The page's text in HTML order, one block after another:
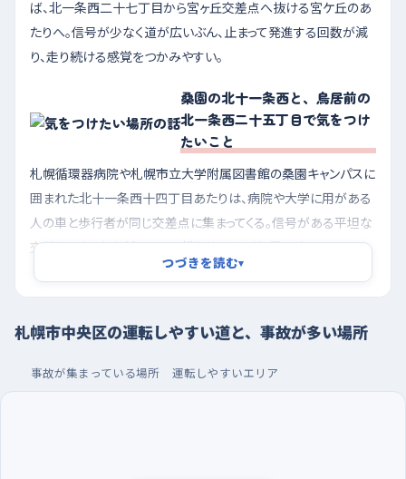
ば、北一条西二十七丁目から宮ヶ丘交差点へ抜ける宮ケ丘のあ
たりへ。信号が少なく道が広いぶん、止まって発進する回数が減
り、走り続ける感覚をつかみやすい。
桑園の北十一条西と、鳥居前の
北一条西二十五丁目で気をつけ
たいこと
札幌循環器病院や札幌市立大学附属図書館の桑園キャンパスに
囲まれた北十一条西十四丁目あたりは、病院や大学に用がある
人の車と歩行者が同じ交差点に集まってくる。信号がある平坦な
交差点でも、右左折のときに横断中の人が視界の端に入りやす
いので、青になった瞬間ではなく、横断歩道の左右を見てから曲
がりたい。もうひとつは鳥居前の北一条西二十五丁目付近。ソフ
トバンクや金物店が並ぶ通りで、信号のない直線が続くため「誰
も出てこないだろう」と速度が上がりやすく、脇道や店の出入り口
から出る車と鉢合わせになりやすい。直線でも足はブレーキの近
つづきを読む▾
札幌市中央区の運転しやすい道と、事故が多い場所
事故が集まっている場所 運転しやすいエリア